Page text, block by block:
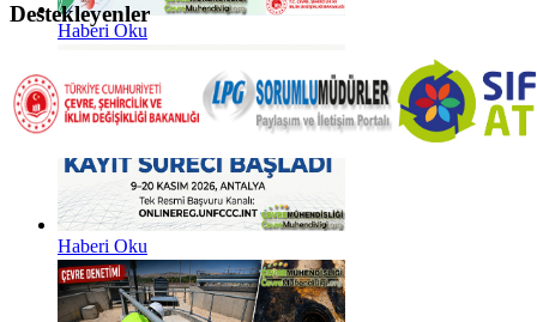
Haberi Oku
Haberi Oku
Destekleyenler